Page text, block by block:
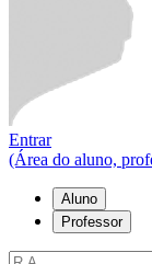
Entrar
(Área do aluno,
Aluno
Professor